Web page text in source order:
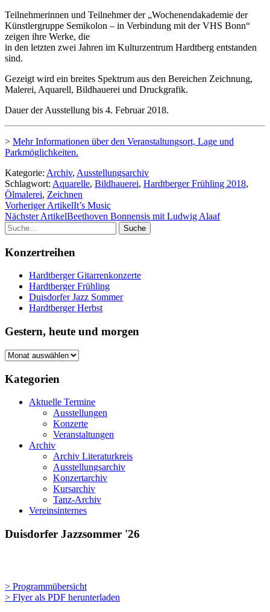
Teilnehmerinnen und Teilnehmer der „Wochenendakademie der
Künstlergruppe Semikolon – in Verbindung mit der VHS Bonn“
zeigen ihre Werke, die
in den letzten zwei Jahren im Kulturzentrum Hardtberg entstanden
sind.
Gezeigt wird ein breites Spektrum aus den Bereichen Zeichnung,
Malerei, Aquarell, Bildhauerei und Druckgrafik.
Dauer der Ausstellung bis 4. Februar 2018.
> Mehr Informationen über den Veranstaltungsort, Lage und
Parkmöglichkeiten.
Kategorie: Archiv, Ausstellungsarchiv
Schlagwort: Aquarelle, Bildhauerei, Hardtberger Frühling 2018,
Ölmalerei, Zeichnen
Vorheriger ArtikelIt’s Music
Nächster ArtikelBeethoven Bonnensis mit Ludwig Alaaf
Suche
Konzertreihen
Hardtberger Gitarrenkonzerte
Hardtberger Frühling
Duisdorfer Jazz Sommer
Hardtberger Herbst
Gestern, heute und morgen
Gestern,
und
morgen
Kategorien
Aktuelle Termine
Ausstellungen
Konzerte
Veranstaltungen
Archiv
Archiv Literaturkreis
Ausstellungsarchiv
Konzertarchiv
Kursarchiv
Tanz-Archiv
Vereinsinternes
Duisdorfer Jazzsommer '26
> Programmübersicht
> Flyer als PDF herunterladen